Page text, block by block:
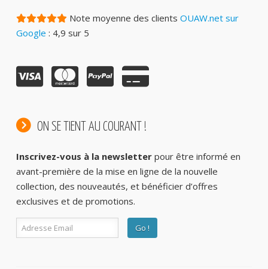
Note moyenne des clients OUAW.net sur
Google : 4,9 sur 5
ON SE TIENT AU COURANT !
Inscrivez-vous à la newsletterpour être informé en
avant-première de la mise en ligne de la nouvelle
collection, des nouveautés, et bénéficier d’offres
exclusives et de promotions.